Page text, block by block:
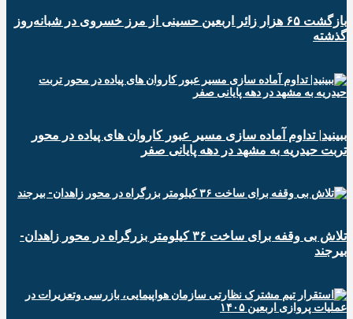
️بازگشت ۶۵ هزار زائر اربعین حسینی از مرز خسروی در شبانه‌روز
گذشته
ببینید| تداوم آماده سازی مسیر عبور کاروان های پیاده در محور
تربت حیدریه به مشهد در دهه پایانی صفر
تلاش بی وقفه برای ساخت ۳۶ کیلومتر بزرگراه در محور زاهدان-
بیرجند